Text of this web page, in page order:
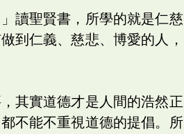
讀聖賢書，所學的就是仁慈
到仁義、慈悲、博愛的人，
其實道德才是人間的浩然正
不能不重視道德的提倡。所